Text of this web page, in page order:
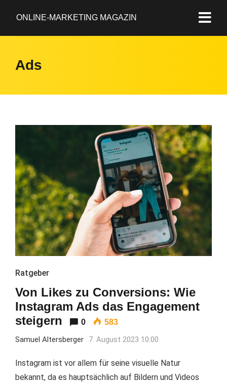
ONLINE-MARKETING MAGAZIN
Ads
Ratgeber
Von Likes zu Conversions: Wie
Instagram Ads das Engagement
steigern
0 583
Samuel Altersberger 7. August 2023 10:00
Instagram ist vor allem für seine visuelle Natur
bekannt, da es hauptsächlich auf Bildern und Videos